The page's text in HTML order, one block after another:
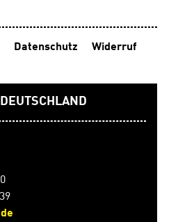
An ihn können Sie sich mit
geht Seite an Seite mit Ihnen
des Lebens. Lassen Sie
und Hoffnung schenken.
x 21 cm (DIN A5)52
Datenschutz
Widerruf